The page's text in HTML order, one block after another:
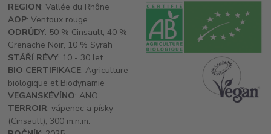
REGION: Vallée du Rhône
AOP: Ventoux rouge
ODRŮDY: 50 % Cinsault, 40 %
Grenache Noir, 10 % Syrah
STÁŘÍ RÉVY: 10 - 30 let
BIO CERTIFIKACE: Agriculture
biologique et Biodynamie
VEGANSKÉVÍNO: ANO
TERROIR: vápenec a písky
(Cinsault), 300 m.n.m.